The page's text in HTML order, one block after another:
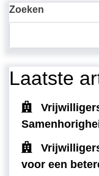
Zoeken
Laatste
voor een